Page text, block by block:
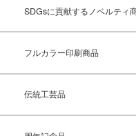
SDGsに貢献するノベルティ
フルカラー印刷商品
伝統工芸品